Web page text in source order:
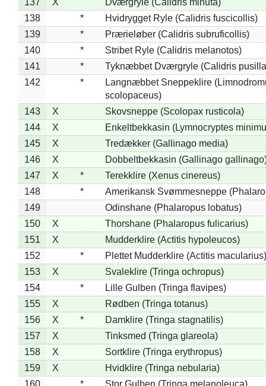
138
*
Hvidrygget Ryle (Calidris fuscicollis)
139
*
Prærieløber (Calidris subruficollis)
140
*
Stribet Ryle (Calidris melanotos)
141
*
Tyknæbbet Dværgryle (Calidris
142
*
Langnæbbet Sneppeklire
scolopaceus)
143
X
Skovsneppe (Scolopax rusticola)
144
X
Enkeltbekkasin (Lymnocryptes
145
X
Tredækker (Gallinago media)
146
X
Dobbeltbekkasin (Gallinago
147
X *
Terekklire (Xenus cinereus)
148
*
Amerikansk Svømmesneppe
149
Odinshane (Phalaropus lobatus)
150
X
Thorshane (Phalaropus fulicarius)
151
X
Mudderklire (Actitis hypoleucos)
152
*
Plettet Mudderklire (Actitis macularius)
153
X
Svaleklire (Tringa ochropus)
154
*
Lille Gulben (Tringa flavipes)
155
X
Rødben (Tringa totanus)
156
X *
Damklire (Tringa stagnatilis)
157
X
Tinksmed (Tringa glareola)
158
X
Sortklire (Tringa erythropus)
159
X
Hvidklire (Tringa nebularia)
160
*
Stor Gulben (Tringa melanoleuca)